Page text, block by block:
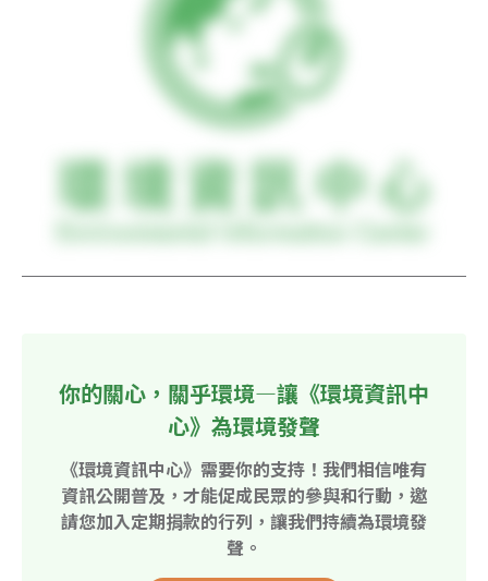
你的關心，關乎環境—讓《環境資訊中
心》為環境發聲
《環境資訊中心》需要你的支持！我們相信唯有
資訊公開普及，才能促成民眾的參與和行動，邀
請您加入定期捐款的行列，讓我們持續為環境發
聲。